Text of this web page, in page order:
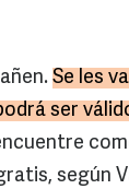
Se les
ser
según